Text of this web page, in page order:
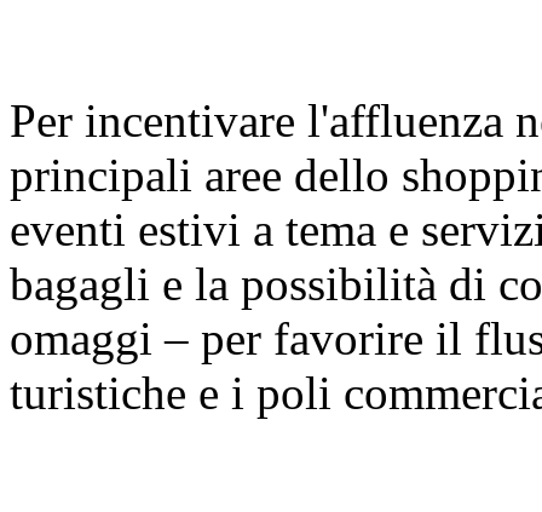
Per incentivare l'affluenza
principali aree dello
eventi estivi a tema e
bagagli e la possibilità di
omaggi – per favorire il
turistiche e i poli